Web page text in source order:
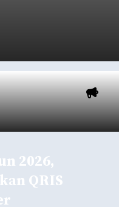
2026,
QRIS